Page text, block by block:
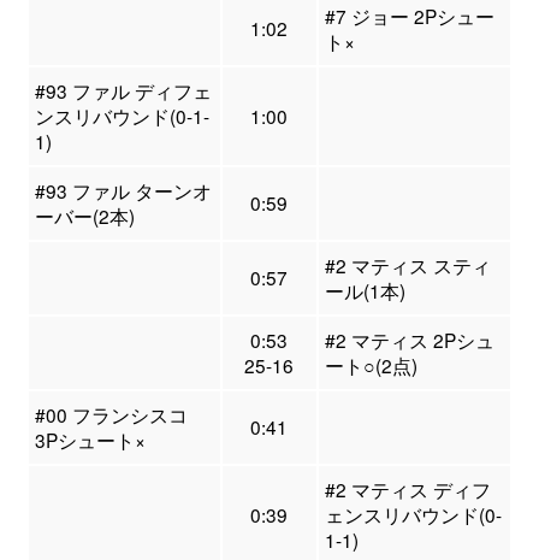
1:02
#7 ジョー 2Pシュー
ト×
#93 ファル ディフェ
ンスリバウンド(0-1-
1)
1:00
#93 ファル ターンオ
ーバー(2本)
0:59
0:57
#2 マティス スティ
ール(1本)
0:53
25-16
#2 マティス 2Pシュ
ート○(2点)
#00 フランシスコ
3Pシュート×
0:41
0:39
#2 マティス ディフ
ェンスリバウンド(0-
1-1)